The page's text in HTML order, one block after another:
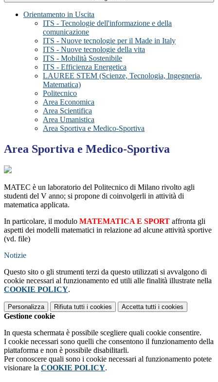
Orientamento in Uscita
ITS - Tecnologie dell'informazione e della
comunicazione
ITS - Nuove tecnologie per il Made in Italy
ITS - Nuove tecnologie della vita
ITS - Mobilità Sostenibile
ITS - Efficienza Energetica
LAUREE STEM (Scienze, Tecnologia, Ingegneria,
Matematica)
Politecnico
Area Economica
Area Scientifica
Area Umanistica
Area Sportiva e Medico-Sportiva
Area Sportiva e Medico-Sportiva
MATEC è un laboratorio del Politecnico di Milano rivolto agli
studenti del V anno; si propone di coinvolgerli in attività di
matematica applicata.
In particolare, il modulo MATEMATICA E SPORT affronta gli
aspetti dei modelli matematici in relazione ad alcune attività sportive
(vd. file)
Notizie
Questo sito o gli strumenti terzi da questo utilizzati si avvalgono di
cookie necessari al funzionamento ed utili alle finalità illustrate nella
COOKIE POLICY.
Personalizza Rifiuta tutti i cookies Accetta tutti i cookies
Gestione cookie
In questa schermata è possibile scegliere quali cookie consentire.
I cookie necessari sono quelli che consentono il funzionamento della
piattaforma e non è possibile disabilitarli.
Per conoscere quali sono i cookie necessari al funzionamento potete
visionare la COOKIE POLICY.